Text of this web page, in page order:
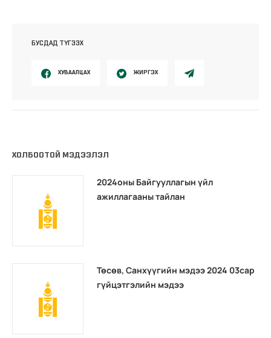
БУСДАД ТҮГЭЭХ
ХУВААЛЦАХ ЖИРГЭХ
ХОЛБООТОЙ МЭДЭЭЛЭЛ
2024оны Байгууллагын үйл
ажиллагааны тайлан
Төсөв, Санхүүгийн мэдээ 2024 03сар
гүйцэтгэлийн мэдээ